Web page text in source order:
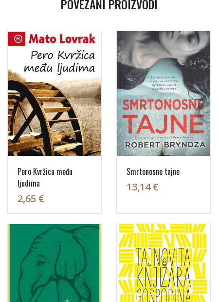
POVEZANI PROIZVODI
Pero Kvržica među
ljudima
2,65 €
Smrtonosne tajne
13,14 €